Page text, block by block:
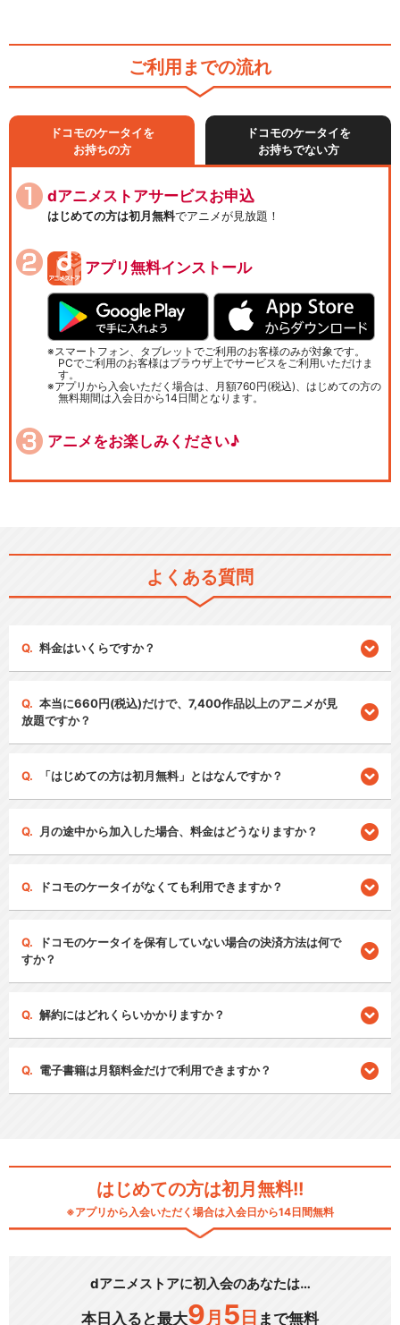
ご利用までの流れ
ドコモのケータイを
お持ちの方
ドコモのケータイを
お持ちでない方
dアニメストアサービスお申込
はじめての方は初月無料でアニメが見放題！
アプリ無料インストール
スマートフォン、タブレットでご利用のお客様のみが対象です。
PCでご利用のお客様はブラウザ上でサービスをご利用いただけま
す。
アプリから入会いただく場合は、月額760円(税込)、はじめての方の
無料期間は入会日から14日間となります。
アニメをお楽しみください♪
よくある質問
料金はいくらですか？
本当に660円(税込)だけで、7,400作品以上のアニメが見
放題ですか？
「はじめての方は初月無料」とはなんですか？
月の途中から加入した場合、料金はどうなりますか？
ドコモのケータイがなくても利用できますか？
ドコモのケータイを保有していない場合の決済方法は何で
すか？
解約にはどれくらいかかりますか？
電子書籍は月額料金だけで利用できますか？
はじめての方は初月無料!!
※アプリから入会いただく場合は入会日から14日間無料
dアニメストアに初入会のあなたは…
本日入ると最大9 月 5 日 まで無料